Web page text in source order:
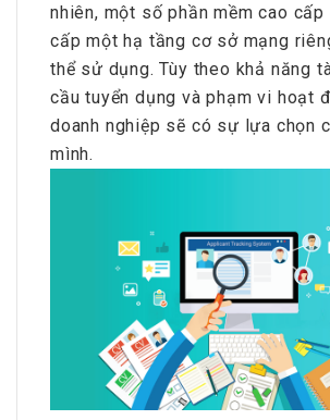
nhiên, một số phần mềm cao
cấp một hạ tầng cơ sở mạng
thể sử dụng. Tùy theo khả năng
cầu tuyển dụng và phạm vi hoạt
doanh nghiệp sẽ có sự lựa chọn
mình.